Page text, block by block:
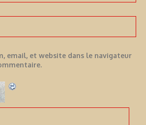
email, et website dans le navigateur